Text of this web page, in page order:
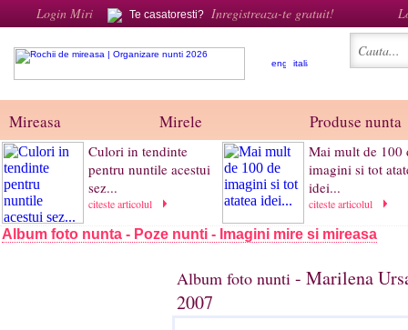
Login Miri Te casatoresti? Inregistreaza-te gratuit!
Mireasa Mirele Produse nunta
Culori in tendinte
pentru nuntile acestui
sez...
citeste articolul
Mai mult de 100
imagini si tot
idei...
citeste articolul
Album foto nunta - Poze nunti - Imagini mire si mireasa
Album foto nunti - Marilena
2007